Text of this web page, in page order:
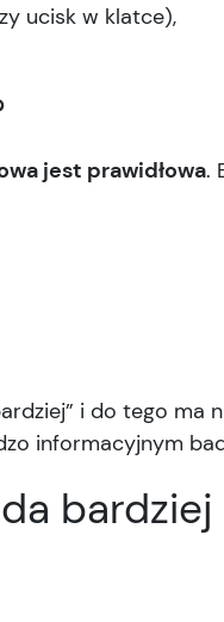
ucisk w klatce),
jest prawidłowa.
i do tego ma
informacyjnym
bardziej